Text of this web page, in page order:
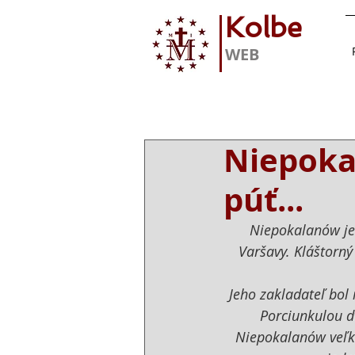
Kolbe
WEB
púť...
Niepokalanów
Varšavy.
Jeho zakladateľ
Porciunkulou
Niepokalanów